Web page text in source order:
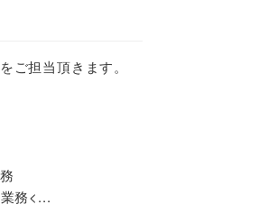
ご担当頂きます。
務<...